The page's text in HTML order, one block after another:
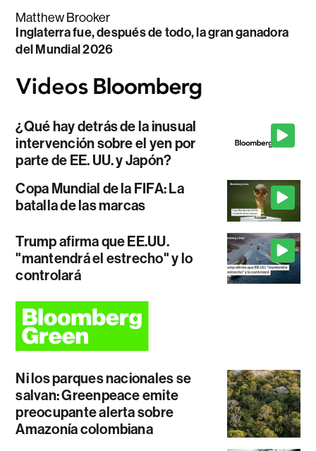
Matthew Brooker
Inglaterra fue, después de todo, la gran ganadora
del Mundial 2026
¿Qué hay detrás de la inusual
intervención sobre el yen por
parte de EE. UU. y Japón?
Copa Mundial de la FIFA: La
batalla de las marcas
Trump afirma que EE.UU.
"mantendrá el estrecho" y lo
controlará
Ni los parques nacionales se
salvan: Greenpeace emite
preocupante alerta sobre
Amazonía colombiana